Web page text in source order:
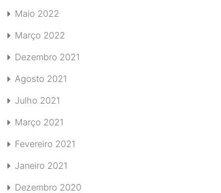
Maio 2022
Março 2022
Dezembro 2021
Agosto 2021
Julho 2021
Março 2021
Fevereiro 2021
Janeiro 2021
Dezembro 2020